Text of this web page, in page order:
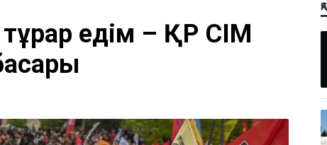
тұрар едім – ҚР СІМ